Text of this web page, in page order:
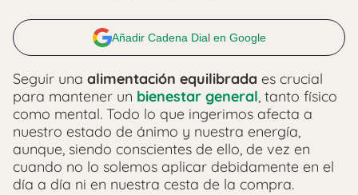
Añadir Cadena Dial en Google
Seguir una alimentación equilibrada es crucial
para mantener un bienestar general, tanto físico
como mental. Todo lo que ingerimos afecta a
nuestro estado de ánimo y nuestra energía,
aunque, siendo conscientes de ello, de vez en
cuando no lo solemos aplicar debidamente en el
día a día ni en nuestra cesta de la compra.